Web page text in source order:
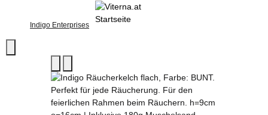
Indigo Enterprises